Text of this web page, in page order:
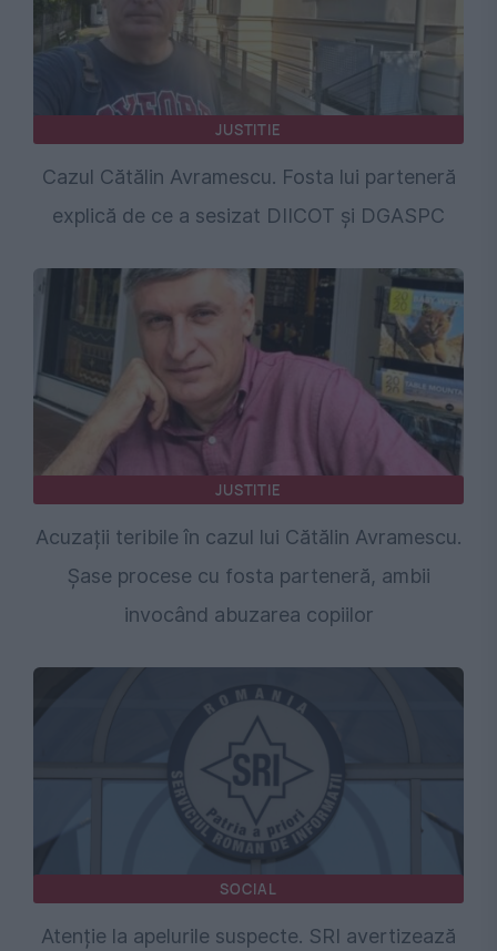
JUSTITIE
Cazul Cătălin Avramescu. Fosta lui parteneră
explică de ce a sesizat DIICOT și DGASPC
JUSTITIE
Acuzații teribile în cazul lui Cătălin Avramescu.
Șase procese cu fosta parteneră, ambii
invocând abuzarea copiilor
SOCIAL
Atenție la apelurile suspecte. SRI avertizează